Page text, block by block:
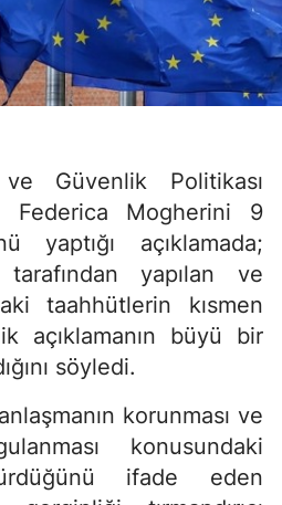
Güvenlik Politikası
Federica Mogherini 9
yaptığı açıklamada;
yapılan ve
taahhütlerin kısmen
açıklamanın büyü bir
söyledi.
korunması ve
konusundaki
ifade eden